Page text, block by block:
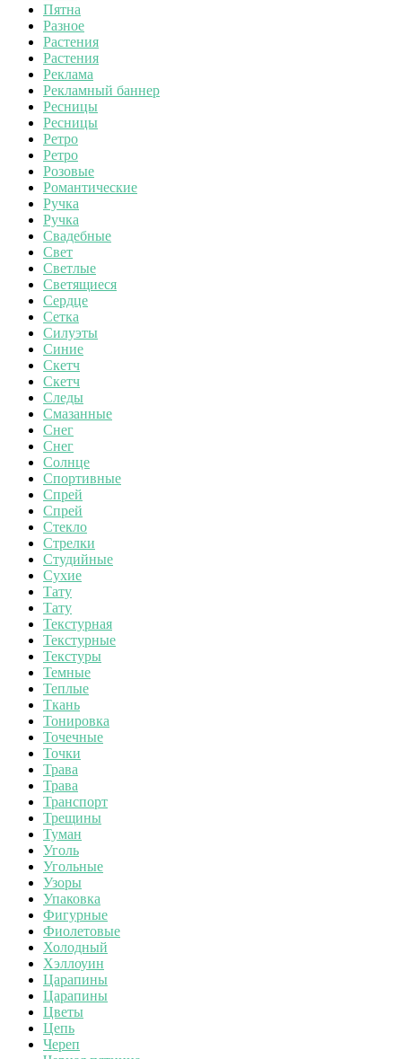
Пятна
Разное
Растения
Растения
Реклама
Рекламный баннер
Ресницы
Ресницы
Ретро
Ретро
Розовые
Романтические
Ручка
Ручка
Свадебные
Свет
Светлые
Светящиеся
Сердце
Сетка
Силуэты
Синие
Скетч
Скетч
Следы
Смазанные
Снег
Снег
Солнце
Спортивные
Спрей
Спрей
Стекло
Стрелки
Студийные
Сухие
Тату
Тату
Текстурная
Текстурные
Текстуры
Темные
Теплые
Ткань
Тонировка
Точечные
Точки
Трава
Трава
Транспорт
Трещины
Туман
Уголь
Угольные
Узоры
Упаковка
Фигурные
Фиолетовые
Холодный
Хэллоуин
Царапины
Царапины
Цветы
Цепь
Череп